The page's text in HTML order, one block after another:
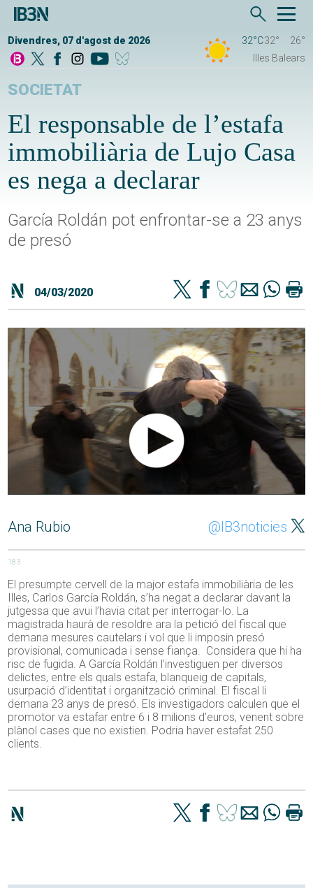
Divendres, 07 d'agost de 2026 32°C32°
26°
Illes Balears
SOCIETAT
El responsable de l’estafa
immobiliària de Lujo Casa
es nega a declarar
García Roldán pot enfrontar-se a 23 anys
de presó
04/03/2020
Ana Rubio @IB3noticies
183
El presumpte cervell de la major estafa immobiliària de les
Illes, Carlos García Roldán, s’ha negat a declarar davant la
jutgessa que avui l’havia citat per interrogar-lo. La
magistrada haurà de resoldre ara la petició del fiscal que
demana mesures cautelars i vol que li imposin presó
provisional, comunicada i sense fiança. Considera que hi ha
risc de fugida. A García Roldán l’investiguen per diversos
delictes, entre els quals estafa, blanqueig de capitals,
usurpació d’identitat i organització criminal. El fiscal li
demana 23 anys de presó. Els investigadors calculen que el
promotor va estafar entre 6 i 8 milions d’euros, venent sobre
plànol cases que no existien. Podria haver estafat 250
clients.